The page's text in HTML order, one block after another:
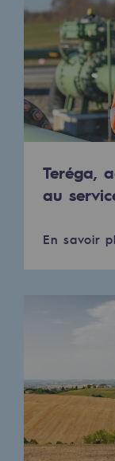
Qu'est-
Teréga,
Projet
Appel à
Stratégie
Teréga,
au
En savoir